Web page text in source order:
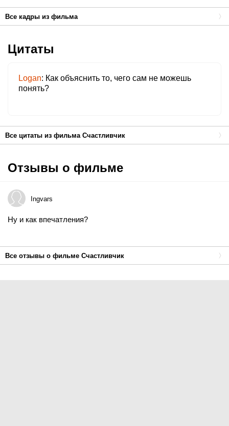
Все кадры из фильма
Цитаты
Logan
Как объяснить то, чего сам не можешь
понять?
Все цитаты из фильма Счастливчик
Отзывы о фильме
Ingvars
Ну и как впечатления?
Все отзывы о фильме Счастливчик